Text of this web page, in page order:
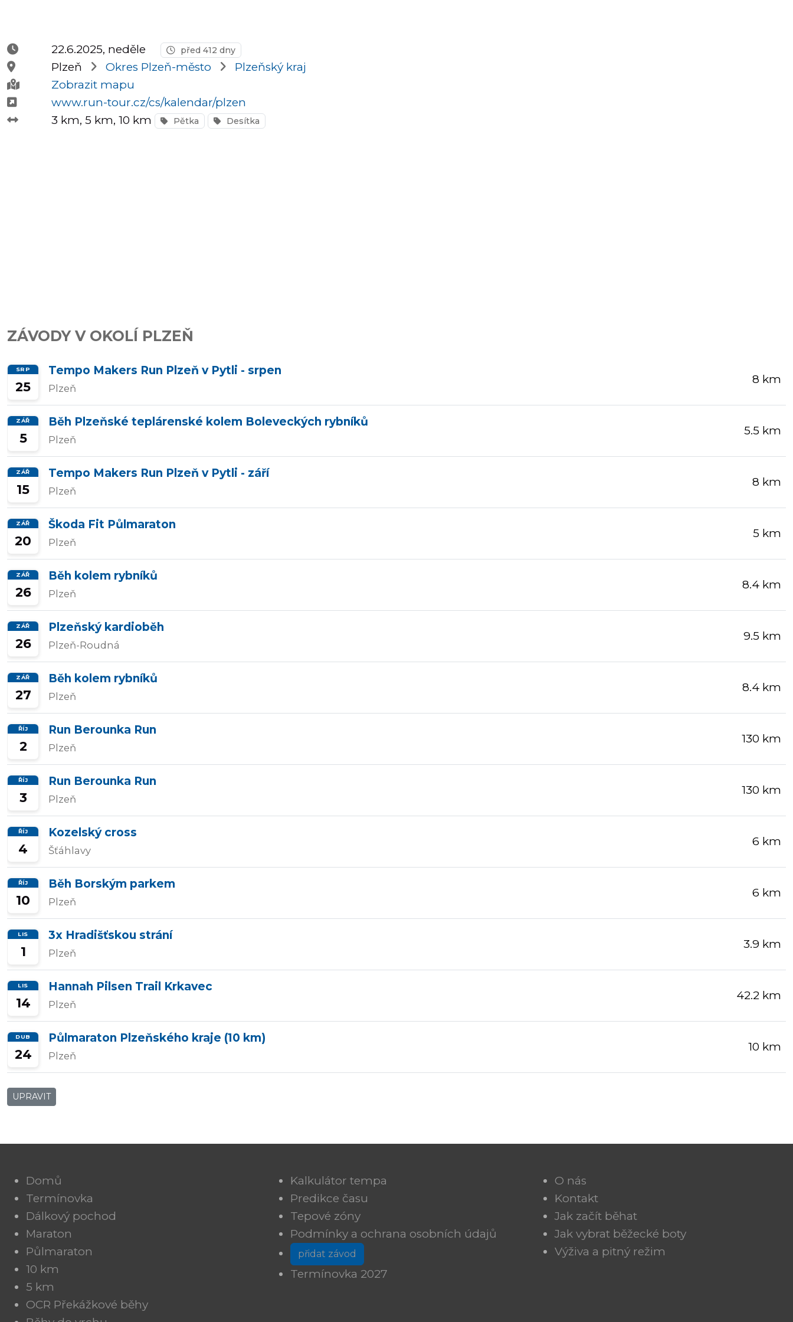
OCR
Kalkulátor
tempa
Predikce
závodního
času
Tepové
závody
22.6.2025, neděle před 412 dny
Plzeň Okres Plzeň-město
Plzeňský kraj
Zobrazit mapu
www.run-tour.cz/cs/kalendar/plzen
3 km, 5 km, 10 km Pětka Desítka
ZÁVODY V OKOLÍ PLZEŇ
SRP
25
Tempo Makers Run Plzeň v Pytli - srpen
Plzeň
8 km
ZÁŘ
5
Běh Plzeňské teplárenské kolem Boleveckých rybníků
Plzeň
5.5 km
ZÁŘ
15
Tempo Makers Run Plzeň v Pytli - září
Plzeň
8 km
ZÁŘ
20
Škoda Fit Půlmaraton
Plzeň
5 km
ZÁŘ
26
Běh kolem rybníků
Plzeň
8.4 km
ZÁŘ
26
Plzeňský kardioběh
Plzeň-Roudná
9.5 km
ZÁŘ
27
Běh kolem rybníků
Plzeň
8.4 km
ŘÍJ
2
Run Berounka Run
Plzeň
130 km
ŘÍJ
3
Run Berounka Run
Plzeň
130 km
ŘÍJ
4
Kozelský cross
Šťáhlavy
6 km
ŘÍJ
10
Běh Borským parkem
Plzeň
6 km
LIS
1
3x Hradišťskou strání
Plzeň
3.9 km
LIS
14
Hannah Pilsen Trail Krkavec
Plzeň
42.2 km
DUB
24
Půlmaraton Plzeňského kraje (10 km)
Plzeň
10 km
UPRAVIT
Domů
Termínovka
Dálkový pochod
Maraton
Půlmaraton
10 km
5 km
OCR Překážkové běhy
Kalkulátor tempa
Predikce času
Tepové zóny
Podmínky a ochrana osobních údajů
přidat závod
Termínovka 2027
O nás
Kontakt
Jak začít běhat
Jak vybrat běžecké boty
Výživa a pitný režim